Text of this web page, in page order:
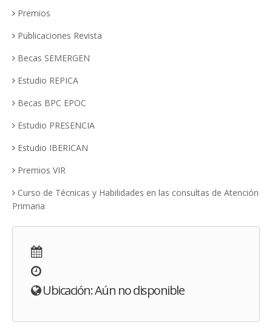
Premios
Publicaciones Revista
Becas SEMERGEN
Estudio REPICA
Becas BPC EPOC
Estudio PRESENCIA
Estudio IBERICAN
Premios VIR
Curso de Técnicas y Habilidades en las consultas de Atención
Primaria
Ubicación: Aún no disponible